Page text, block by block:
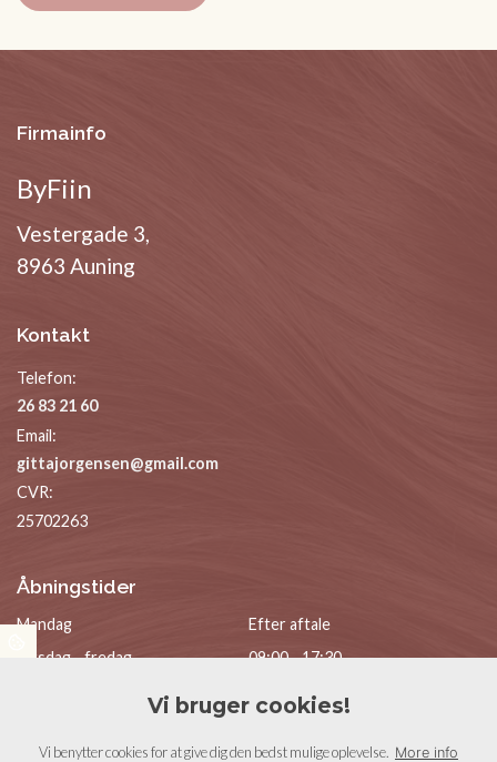
Firmainfo
ByFiin
Vestergade 3,
8963 Auning
Kontakt
Telefon:
26 83 21 60
Email:
gittajorgensen@gmail.com
CVR:
25702263
Åbningstider
Mandag
Tirsdag - fredag
Efter aftale
09:00 - 17:30
Vi bruger cookies!
Vi benytter cookies for at give dig den bedst mulige oplevelse. More info